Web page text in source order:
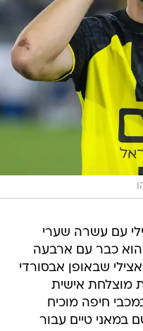
עם עשרה שערי
כבר עם ארבעה
אצילי שבאופן אבסורדי
מוצלחת אישית
חיפה מוכיח
במאני טיים עבור